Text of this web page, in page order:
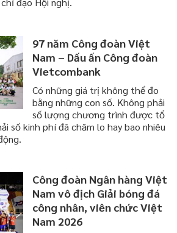
97 năm Công đoàn Việt
Nam – Dấu ấn Công đoàn
Vietcombank
​​​​​​​Có những giá trị không thể đo
bằng những con số. Không phải
số lượng chương trình được tổ
số kinh phí đã chăm lo hay bao nhiêu
Công đoàn Ngân hàng Việt
Nam vô địch Giải bóng đá
công nhân, viên chức Việt
Nam 2026